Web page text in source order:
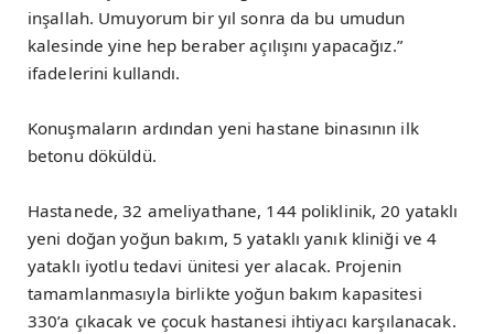
inşallah. Umuyorum bir yıl sonra da bu umudun
kalesinde yine hep beraber açılışını yapacağız.”
ifadelerini kullandı.
Konuşmaların ardından yeni hastane binasının ilk
betonu döküldü.
Hastanede, 32 ameliyathane, 144 poliklinik, 20 yataklı
yeni doğan yoğun bakım, 5 yataklı yanık kliniği ve 4
yataklı iyotlu tedavi ünitesi yer alacak. Projenin
tamamlanmasıyla birlikte yoğun bakım kapasitesi
330’a çıkacak ve çocuk hastanesi ihtiyacı karşılanacak.